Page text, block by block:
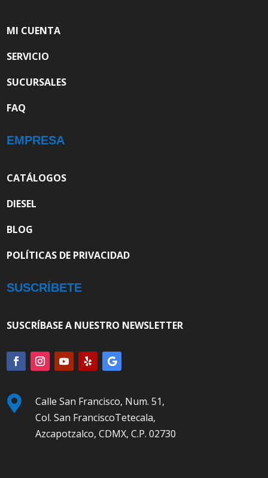
MI CUENTA
SERVICIO
SUCURSALES
FAQ
EMPRESA
CATÁLOGOS
DIESEL
BLOG
POLÍTICAS DE PRIVACIDAD
SUSCRÍBETE
SUSCRÍBASE A NUESTRO NEWSLETTER

Calle San Francisco, Num. 51,
Col. San FranciscoTetecala,
Azcapotzalco, CDMX, C.P. 02730